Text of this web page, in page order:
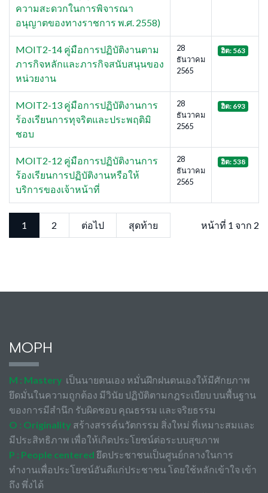
ความสะดวกในการพิจารณา
อนุญาตของทางราชการ พ.ศ. 2558)
MOIT2-14 คู่มือการปฏิบัติงานตาม
ภารกิจหลักและภารกิจสนับสนุนของ
หน่วยงาน
28
ธันวาคม
2565
ฮิต: 563
MOIT2-13 คู่มือการปฏิบัติงานการ
ร้องเรียนการทุจริตและประพฤติมิ
ชอบ
28
ธันวาคม
2565
ฮิต: 693
MOIT2-12 คู่มือการปฏิบัติงานการ
ร้องเรียนการปฏิบัติงานหรือให้
บริการของเจ้าหน้าที่
28
ธันวาคม
2565
ฮิต: 538
1 2 ต่อไป สุดท้าย หน้าที่ 1 จาก 2
MOPH
M : Mastery เป็นนายตนเอง หมั่นฝึกฝนตนเองให้มีศักยภาพ
ยึดมั่นในความถูกต้อง มีวินัย ปฏิบัติตามกฎระเบียบ บนพื้นฐาน
ของการมีสำนึก รับผิดชอบ คุณธรรม และจริยธรรม
O : Originality สร้างสรรค์นวัตกรรม สิ่งใหม่ ที่เหมาะสมและ
มีประสิทธิภาพ เพื่อให้เกิดประโยชน์ต่อระบบสุขภาพ
P : People centered ยึดประชาชนเป็นศูนย์กลางในการ
ทำงานเพื่อประโยชน์อันดีแก่ประชาชน โดยใช้หลักเข้าใจ เข้า
ถึง พึ่งได้